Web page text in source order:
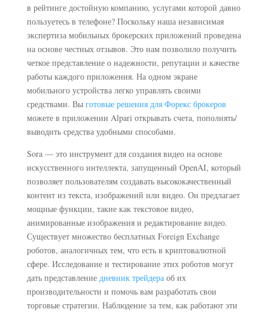
в рейтинге достойную компанию, услугами которой давно
пользуетесь в телефоне? Поскольку наша независимая
экспертиза мобильных брокерских приложений проведена
на основе честных отзывов. Это нам позволило получить
четкое представление о надежности, репутации и качестве
работы каждого приложения. На одном экране
мобильного устройства легко управлять своими
средствами. Вы готовые решения для Форекс брокеров
можете в приложении Alpari открывать счета, пополнять/
выводить средства удобными способами.
Sora — это инструмент для создания видео на основе
искусственного интеллекта, запущенный OpenAI, который
позволяет пользователям создавать высококачественный
контент из текста, изображений или видео. Он предлагает
мощные функции, такие как текстовое видео,
анимированные изображения и редактирование видео.
Существует множество бесплатных Foreign Exchange
роботов, аналогичных тем, что есть в криптовалютной
сфере. Исследование и тестирование этих роботов могут
дать представление дневник трейдераоб их
производительности и помочь вам разработать свои
торговые стратегии. Наблюдение за тем, как работают эти